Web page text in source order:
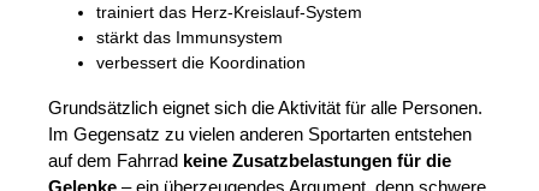
trainiert das Herz-Kreislauf-System
stärkt das Immunsystem
verbessert die Koordination
Grundsätzlich eignet sich die Aktivität für alle Personen.
Im Gegensatz zu vielen anderen Sportarten entstehen
auf dem Fahrrad keine Zusatzbelastungen für die
Gelenke – ein überzeugendes Argument, denn schwere